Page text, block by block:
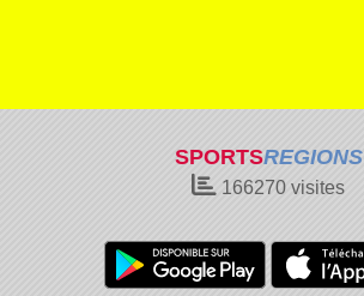
SPORTSREGIONS
166270 visites